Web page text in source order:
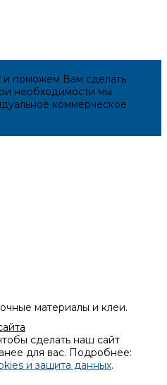
и поможем Вам сделать
необходимости мы
коммерческое
материалы и клеи.
сделать наш сайт
для вас. Подробнее:
и защита данных.